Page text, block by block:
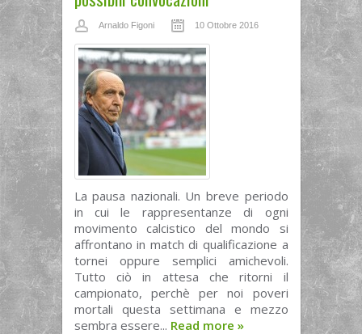
Arnaldo Figoni 10 Ottobre 2016
La pausa nazionali. Un breve periodo
in cui le rappresentanze di ogni
movimento calcistico del mondo si
affrontano in match di qualificazione a
tornei oppure semplici amichevoli.
Tutto ciò in attesa che ritorni il
campionato, perchè per noi poveri
mortali questa settimana e mezzo
sembra essere... Read more »